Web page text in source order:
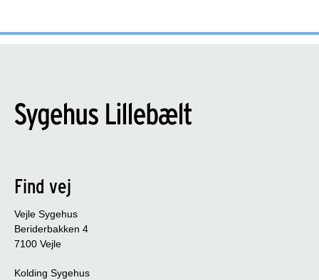
Find vej
Vejle Sygehus
Beriderbakken 4
7100 Vejle
Kolding Sygehus